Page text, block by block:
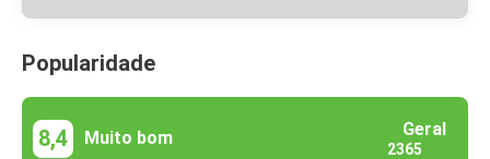
Popularidade
8,4 Muito bom Geral
2365